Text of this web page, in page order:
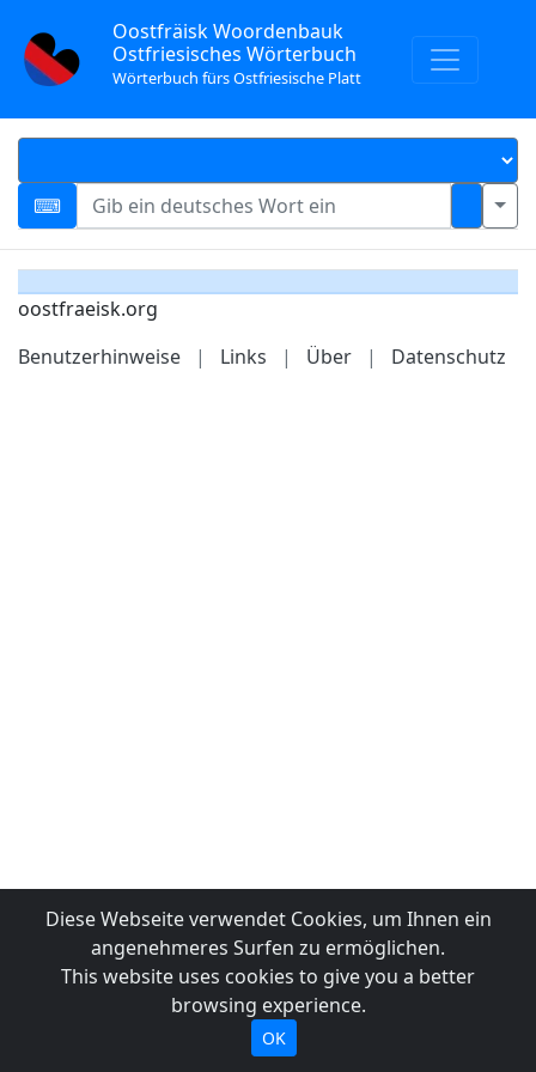
Oostfräisk Woordenbauk
Ostfriesisches Wörterbuch
Wörterbuch fürs Ostfriesische Platt
oostfraeisk.org
Benutzerhinweise
| Links | Über | Datenschutz
Diese Webseite verwendet Cookies, um Ihnen ein
angenehmeres Surfen zu ermöglichen.
This website uses cookies to give you a better
browsing experience.
OK